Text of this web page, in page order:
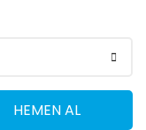
HEMEN AL